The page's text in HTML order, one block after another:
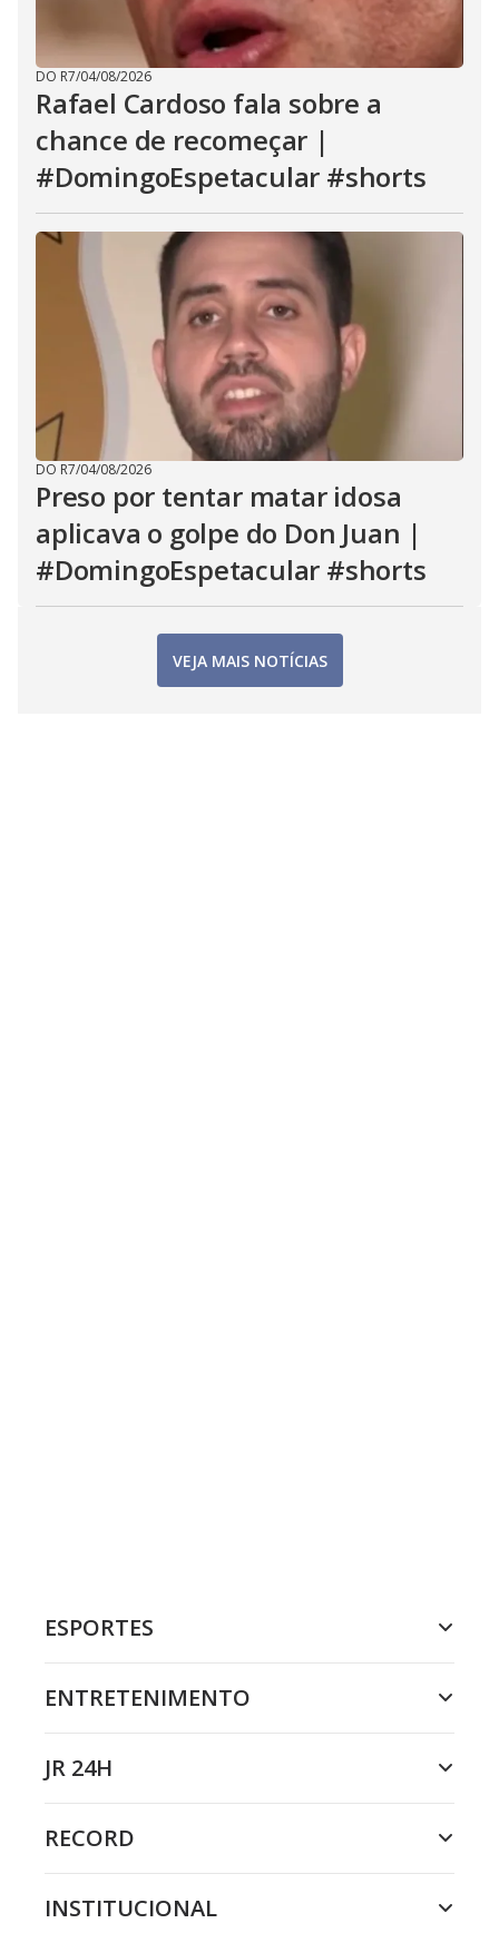
DO R7/04/08/2026
Rafael Cardoso fala sobre a
chance de recomeçar |
#DomingoEspetacular #shorts
DO R7/04/08/2026
Preso por tentar matar idosa
aplicava o golpe do Don Juan |
#DomingoEspetacular #shorts
VEJA MAIS NOTÍCIAS
ESPORTES
ENTRETENIMENTO
JR 24H
RECORD
INSTITUCIONAL